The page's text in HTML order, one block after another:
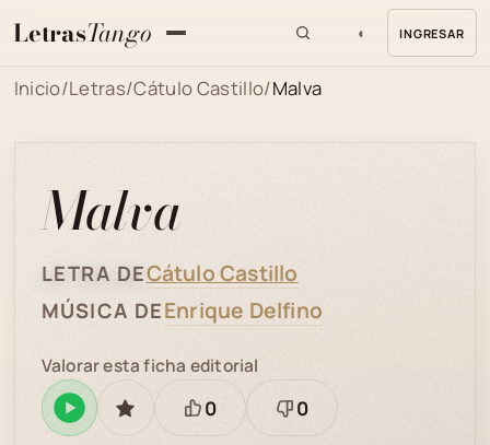
LetrasTango ◐ INGRESAR
Inicio/Letras/Cátulo Castillo/Malva
Malva
LETRA DECátulo Castillo
MÚSICA DEEnrique Delfino
ReproducirGUARDAR
Valorar esta ficha editorial
Está
0
Necesita
0